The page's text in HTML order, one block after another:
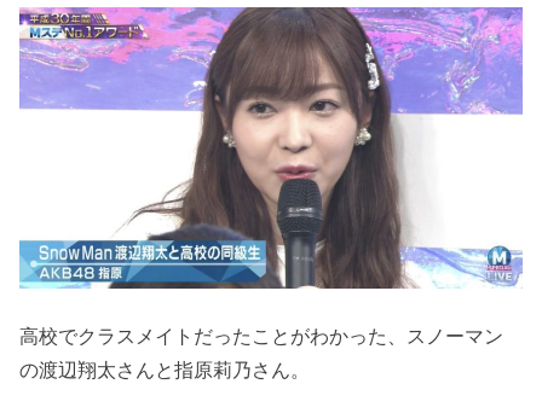
高校でクラスメイトだったことがわかった、スノーマン
の渡辺翔太さんと指原莉乃さん。